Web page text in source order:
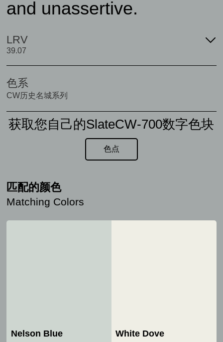
and unassertive.
LRV
39.07
色系
CW历史名城系列
获取您自己的SlateCW-700数字色块
色点
匹配的颜色
Matching Colors
Nelson Blue White Dove